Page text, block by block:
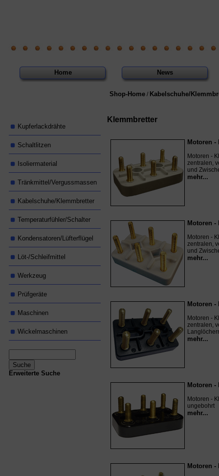
Home News
Kupferlackdrähte
Schaltlitzen
Isoliermaterial
Tränkmittel/Vergussmassen
Kabelschuhe/Klemmbretter
Temperaturfühler/Schalter
Kondensatoren/Lüfterflügel
Löt-/Schleifmittel
Werkzeug
Prüfgeräte
Maschinen
Wickelmaschinen
Erweiterte Suche
Shop-Home / Kabelschuhe/
Klemmbretter
Motoren -
Motoren -
zentralen,
und
mehr...
Motoren -
Motoren -
zentralen,
und
mehr...
Motoren -
Motoren -
zentralen,
mehr...
Motoren -
Motoren -
ungebohrt
mehr...
Motoren -